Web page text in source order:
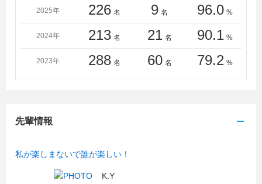
カレッジ専門学校、神戸女子短期大学、四條畷学園短期
大学、千葉経済大学短期大学部、東京ＩＴプログラミン
グ＆会計専門学校、東京バイオテクノロジー専門学校、
武庫川女子大学短期大学部
2025年 226 名 9 名 96.0 %
2024年 213 名 21 名 90.1 %
2023年 288 名 60 名 79.2 %
先輩情報
私が楽しまないで誰が楽しい！
K.Y